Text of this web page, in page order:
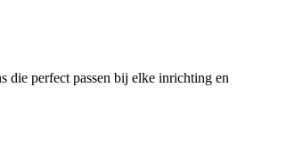
die perfect passen bij elke inrichting en